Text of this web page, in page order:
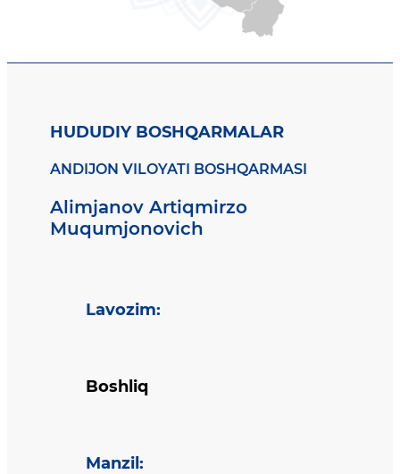
HUDUDIY BOSHQARMALAR
ANDIJON VILOYATI BOSHQARMASI
Alimjanov Artiqmirzo
Muqumjonovich
Lavozim:
Boshliq
Manzil :